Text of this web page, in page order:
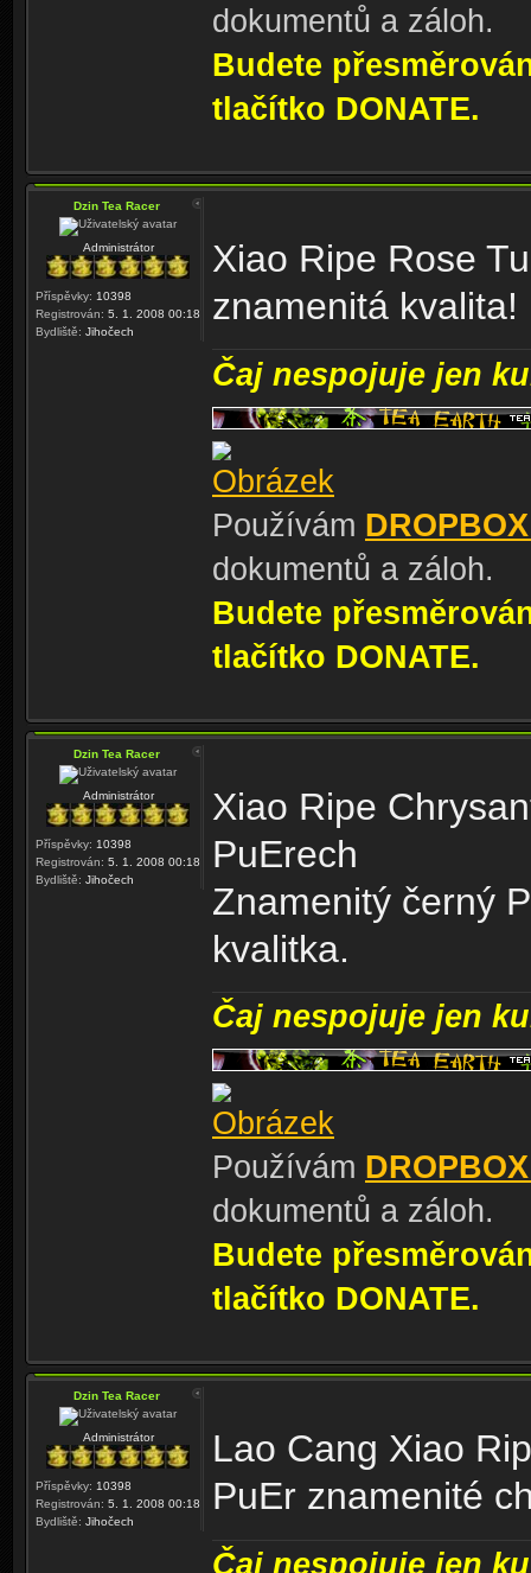
dokumentů a záloh.
Budete
tlačítko DONATE.
Dzin Tea Racer
Administrátor
Příspěvky: 10398
Registrován: 5. 1. 2008 00:18
Bydliště: Jihočech
Xiao Ripe Rose
znamenitá kvalita!
Čaj nespojuje jen
Používám
dokumentů a záloh.
Budete
tlačítko DONATE.
Dzin Tea Racer
Administrátor
Příspěvky: 10398
Registrován: 5. 1. 2008 00:18
Bydliště: Jihočech
Xiao Ripe
PuErech
Znamenitý černý
kvalitka.
Čaj nespojuje jen
Používám
dokumentů a záloh.
Budete
tlačítko DONATE.
Dzin Tea Racer
Administrátor
Příspěvky: 10398
Registrován: 5. 1. 2008 00:18
Bydliště: Jihočech
Lao Cang Xiao
PuEr znamenité
Čaj nespojuje jen